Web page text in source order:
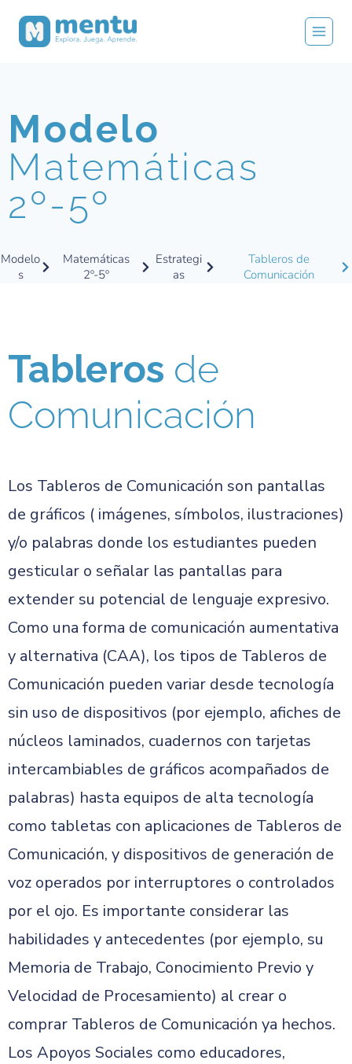
Modelo
Matemáticas
2º-5º
Modelo
s
Matemáticas
2º-5º
Estrategi
as
Tableros de
Comunicación
Tableros de
Comunicación
Los Tableros de Comunicación son pantallas
de gráficos ( imágenes, símbolos, ilustraciones)
y/o palabras donde los estudiantes pueden
gesticular o señalar las pantallas para
extender su potencial de lenguaje expresivo.
Como una forma de comunicación aumentativa
y alternativa (CAA), los tipos de Tableros de
Comunicación pueden variar desde tecnología
sin uso de dispositivos (por ejemplo, afiches de
núcleos laminados, cuadernos con tarjetas
intercambiables de gráficos acompañados de
palabras) hasta equipos de alta tecnología
como tabletas con aplicaciones de Tableros de
Comunicación, y dispositivos de generación de
voz operados por interruptores o controlados
por el ojo. Es importante considerar las
habilidades y antecedentes (por ejemplo, su
Memoria de Trabajo, Conocimiento Previo y
Velocidad de Procesamiento) al crear o
comprar Tableros de Comunicación ya hechos.
Los Apoyos Sociales como educadores,